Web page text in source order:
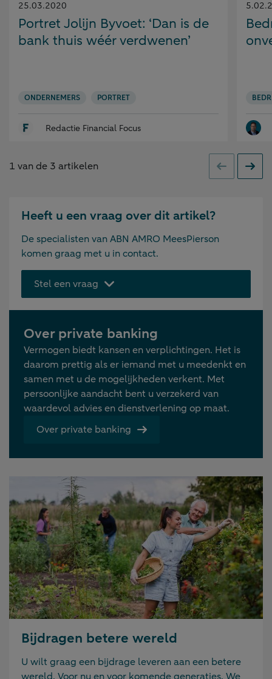
Gepubliceerd
op:
25.03.2020
Portret Jolijn Byvoet: ‘Dan is de
bank thuis wéér verdwenen’
ONDERNEMERS PORTRET
Redactie Financial Focus
op:
1 van de 3 artikelen Vorige
Heeft u een vraag over dit artikel?
De specialisten van ABN AMRO MeesPierson
komen graag met u in contact.
Stel een vraag
Over private banking
Vermogen biedt kansen en verplichtingen. Het is
daarom prettig als er iemand met u meedenkt en
samen met u de mogelijkheden verkent. Met
persoonlijke aandacht bent u verzekerd van
waardevol advies en dienstverlening op maat.
Over private banking
Bijdragen betere wereld
U wilt graag een bijdrage leveren aan een betere